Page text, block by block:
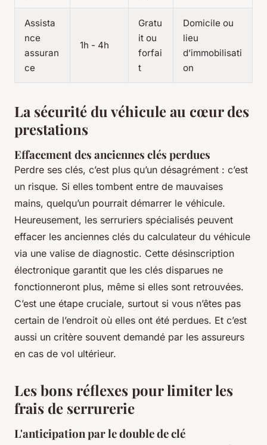
Assista
nce
assuran
ce
1h - 4h
Gratu
it ou
forfai
t
Domicile ou
lieu
d’immobilisati
on
La sécurité du véhicule au cœur des
prestations
Effacement des anciennes clés perdues
Perdre ses clés, c’est plus qu’un désagrément : c’est
un risque. Si elles tombent entre de mauvaises
mains, quelqu’un pourrait démarrer le véhicule.
Heureusement, les serruriers spécialisés peuvent
effacer les anciennes clés du calculateur du véhicule
via une valise de diagnostic. Cette désinscription
électronique garantit que les clés disparues ne
fonctionneront plus, même si elles sont retrouvées.
C’est une étape cruciale, surtout si vous n’êtes pas
certain de l’endroit où elles ont été perdues. Et c’est
aussi un critère souvent demandé par les assureurs
en cas de vol ultérieur.
Les bons réflexes pour limiter les
frais de serrurerie
L'anticipation par le double de clé